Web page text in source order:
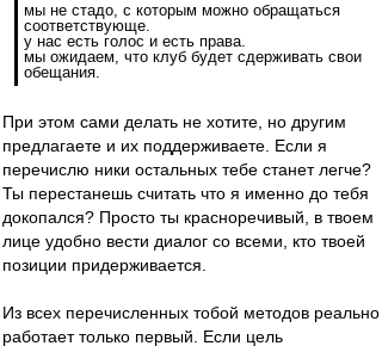
мы не стадо, с которым можно обращаться
соответствующе.
у нас есть голос и есть права.
мы ожидаем, что клуб будет сдерживать свои
обещания.
При этом сами делать не хотите, но другим
предлагаете и их поддерживаете. Если я
перечислю ники остальных тебе станет легче?
Ты перестанешь считать что я именно до тебя
докопался? Просто ты красноречивый, в твоем
лице удобно вести диалог со всеми, кто твоей
позиции придерживается.
Из всех перечисленных тобой методов реально
работает только первый. Если цель